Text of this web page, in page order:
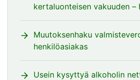
kertaluonteisen vakuuden –
Muutoksenhaku
henkilöasiakas
Usein kysyttyä alkoholin